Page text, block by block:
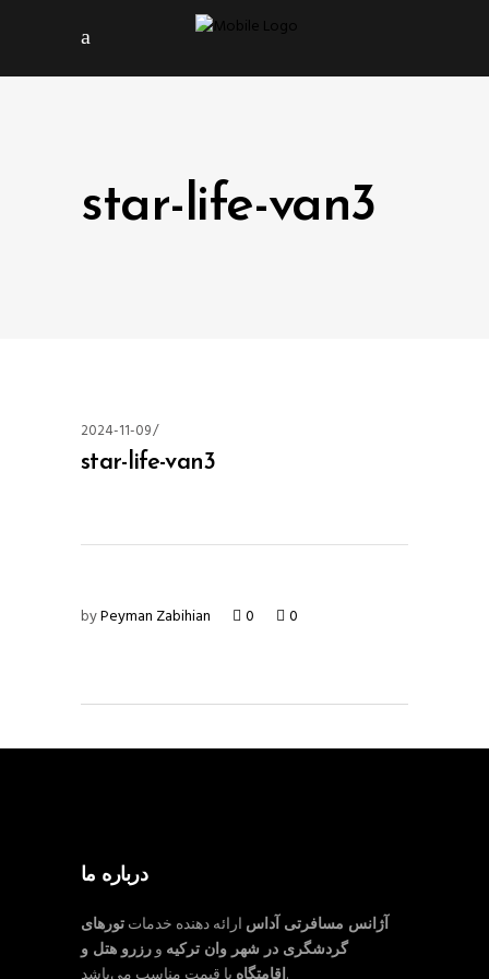
star-life-van3
2024-11-09
star-life-van3
byPeyman Zabihian 0 0
درباره ما
آژانس مسافرتی آداس ارائه دهنده خدماتتورهای
گردشگری در شهر وان ترکیه ورزرو هتل و